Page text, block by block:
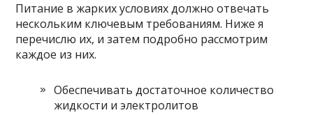
Питание в жарких условиях должно отвечать
нескольким ключевым требованиям. Ниже я
перечислю их, и затем подробно рассмотрим
каждое из них.
Обеспечивать достаточное количество
жидкости и электролитов